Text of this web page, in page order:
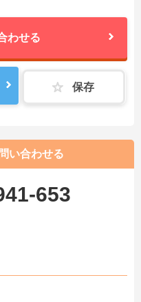
わせる
保存
い合わせる
653